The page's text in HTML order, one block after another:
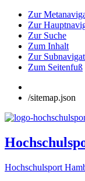
Zur
Zur
Zur Suche
Zum Inhalt
Zur
Zum Seitenfuß
/sitemap.json
Hochschulsport